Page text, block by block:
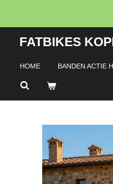
direct
naar
hoofdinhoud
FATBIKES
HOME BANDEN ACTIE